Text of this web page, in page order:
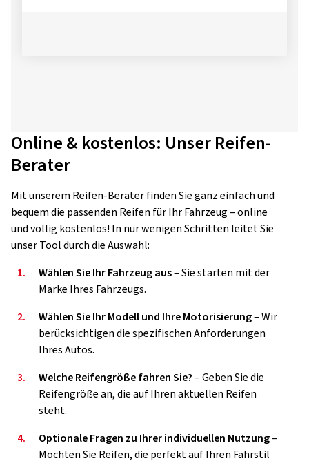
Online & kostenlos: Unser Reifen-
Berater
Mit unserem Reifen-Berater finden Sie ganz einfach und
bequem die passenden Reifen für Ihr Fahrzeug – online
und völlig kostenlos! In nur wenigen Schritten leitet Sie
unser Tool durch die Auswahl:
1.
Wählen Sie Ihr Fahrzeugaus– Sie starten mit der
Marke Ihres Fahrzeugs.
2.
Wählen Sie Ihr Modell und Ihre Motorisierung– Wir
berücksichtigen die spezifischen Anforderungen
Ihres Autos.
3.
Welche Reifengröße fahren Sie?– Geben Sie die
Reifengröße an, die auf Ihren aktuellen Reifen
steht.
4.
Optionale Fragen zu Ihrer individuellen Nutzung–
Möchten Sie Reifen, die perfekt auf Ihren Fahrstil